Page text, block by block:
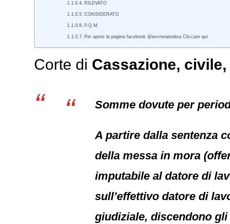
RILEVATO
CONSIDERATO
P.Q.M.
Per aprire la pagina facebook @avvrenatodisa Cliccare qui
Corte di Cassazione, civile
Somme dovute per
A partire dalla sentenza
della messa in mora
imputabile al datore di
sull’effettivo datore di
giudiziale, discendono